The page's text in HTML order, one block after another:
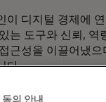
이 디지털 경제에
는 도구와 신뢰, 역
근성을 이끌어냈
다.
로 마스터카드는 쿠
의 안내